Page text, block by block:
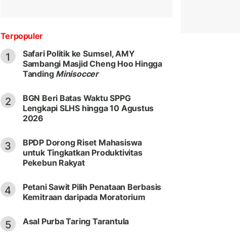
Terpopuler
1
Safari Politik ke Sumsel, AMY
Sambangi Masjid Cheng Hoo Hingga
Tanding Minisoccer
2
BGN Beri Batas Waktu SPPG
Lengkapi SLHS hingga 10 Agustus
2026
3
BPDP Dorong Riset Mahasiswa
untuk Tingkatkan Produktivitas
Pekebun Rakyat
4
Petani Sawit Pilih Penataan Berbasis
Kemitraan daripada Moratorium
5 Asal Purba Taring Tarantula